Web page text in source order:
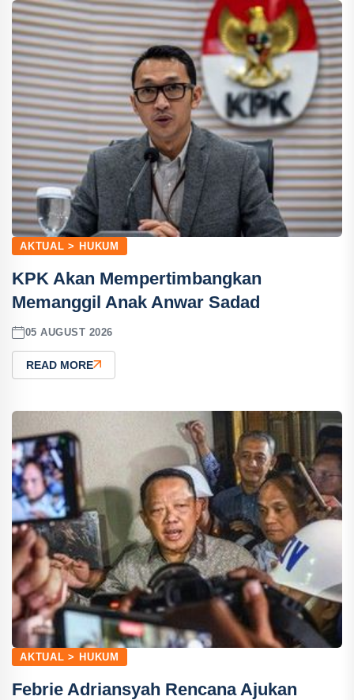
AKTUAL > HUKUM
KPK Akan Mempertimbangkan
Memanggil Anak Anwar Sadad
05 AUGUST 2026
READ MORE
AKTUAL > HUKUM
Febrie Adriansyah Rencana Ajukan